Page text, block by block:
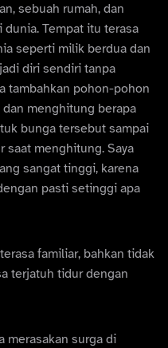
sebuah rumah, dan
Tempat itu terasa
seperti milik berdua dan
diri sendiri tanpa
tambahkan pohon-pohon
menghitung berapa
bunga tersebut sampai
saat menghitung. Saya
sangat tinggi, karena
pasti setinggi apa
familiar, bahkan tidak
terjatuh tidur dengan
merasakan surga di